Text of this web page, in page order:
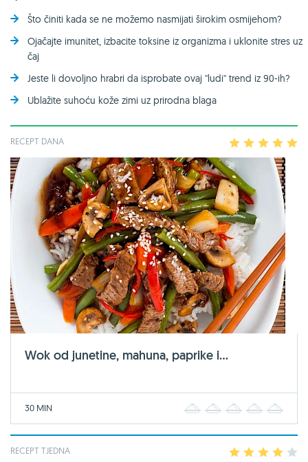
Što činiti kada se ne možemo nasmijati širokim osmijehom?
Ojačajte imunitet, izbacite toksine iz organizma i uklonite stres uz
čaj
Jeste li dovoljno hrabri da isprobate ovaj ''ludi'' trend iz 90-ih?
Ublažite suhoću kože zimi uz prirodna blaga
RECEPT DANA 2 3 4
Wok od junetine, mahuna, paprike i...
30 MIN 2 3 4
RECEPT TJEDNA 2 3 4